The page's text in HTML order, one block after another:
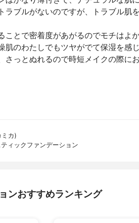
ラブルがないのですが、トラブル肌
ことで密着度があがるのでモチはよ
肌のわたしでもツヤがでて保湿を感じ
さっとぬれるので時短メイクの際に
ミカ)
ィックファンデーション
ンおすすめランキング